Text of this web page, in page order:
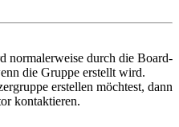
normalerweise durch die Board-
die Gruppe erstellt wird.
erstellen möchtest, dann
kontaktieren.